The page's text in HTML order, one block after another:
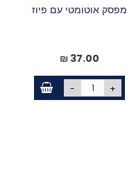
מפסק אוטומטי עם פיוז
37.00 ₪
- +